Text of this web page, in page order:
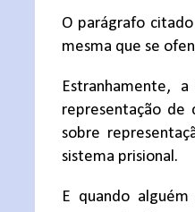
O parágrafo
mesma que se
Estranhamente,
representação de
sobre
sistema prisional.
E quando